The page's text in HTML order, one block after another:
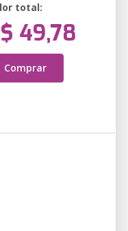
total:
49,78
Comprar